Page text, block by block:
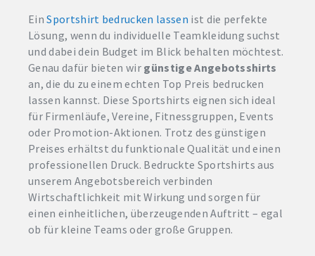
EinSportshirt bedrucken lassen ist die perfekte
Lösung, wenn du individuelle Teamkleidung suchst
und dabei dein Budget im Blick behalten möchtest.
Genau dafür bieten wir günstige Angebotsshirts
an, die du zu einem echten Top Preis bedrucken
lassen kannst. Diese Sportshirts eignen sich ideal
für Firmenläufe, Vereine, Fitnessgruppen, Events
oder Promotion-Aktionen. Trotz des günstigen
Preises erhältst du funktionale Qualität und einen
professionellen Druck. Bedruckte Sportshirts aus
unserem Angebotsbereich verbinden
Wirtschaftlichkeit mit Wirkung und sorgen für
einen einheitlichen, überzeugenden Auftritt – egal
ob für kleine Teams oder große Gruppen.